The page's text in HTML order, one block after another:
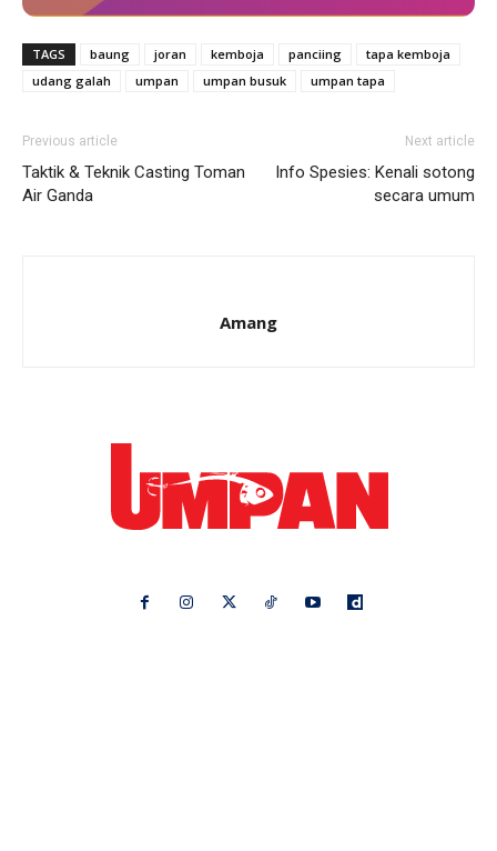
TAGS baung joran kemboja panciing
tapa kemboja
udang galah
umpan umpan busuk umpan tapa
Previous article
Taktik & Teknik Casting Toman
Air Ganda
Next article
Info Spesies: Kenali sotong
secara umum
Amang